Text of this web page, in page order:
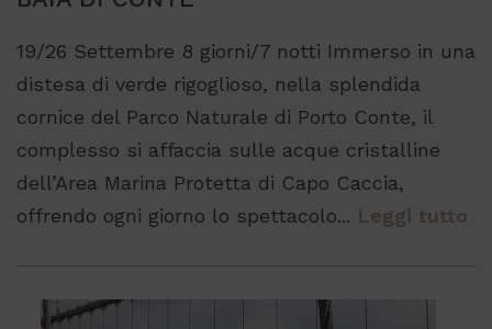
19/26 Settembre 8 giorni/7 notti Immerso in una
distesa di verde rigoglioso, nella splendida
cornice del Parco Naturale di Porto Conte, il
complesso si affaccia sulle acque cristalline
dell’Area Marina Protetta di Capo Caccia,
offrendo ogni giorno lo spettacolo... Leggi tutto